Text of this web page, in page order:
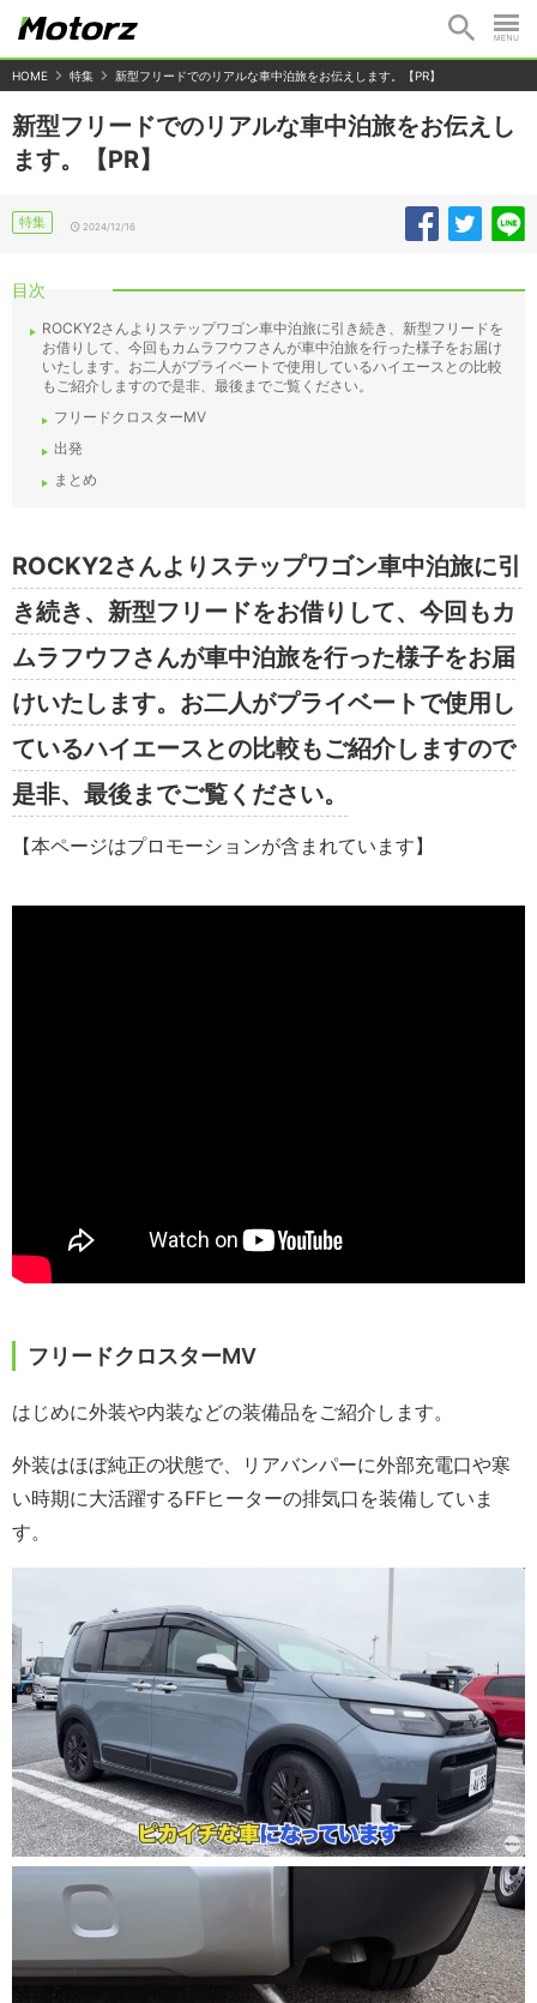
HOME 特集 新型フリードでのリアルな車中泊旅をお伝えします。【PR】
新型フリードでのリアルな車中泊旅をお伝えし
ます。【PR】
特集 2024/12/16
目次
ROCKY2さんよりステップワゴン車中泊旅に引き続き、新型フリードを
お借りして、今回もカムラフウフさんが車中泊旅を行った様子をお届け
いたします。お二人がプライベートで使用しているハイエースとの比較
もご紹介しますので是非、最後までご覧ください。
フリードクロスターMV
出発
まとめ
ROCKY2さんよりステップワゴン車中泊旅に引
き続き、新型フリードをお借りして、今回もカ
ムラフウフさんが車中泊旅を行った様子をお届
けいたします。お二人がプライベートで使用し
ているハイエースとの比較もご紹介しますので
是非、最後までご覧ください。
【本ページはプロモーションが含まれています】
フリードクロスターMV
はじめに外装や内装などの装備品をご紹介します。
外装はほぼ純正の状態で、リアバンパーに外部充電口や寒
い時期に大活躍するFFヒーターの排気口を装備していま
す。